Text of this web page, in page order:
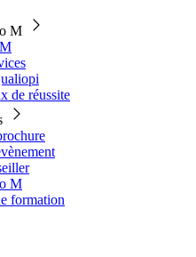
M
de réussite
M
formation